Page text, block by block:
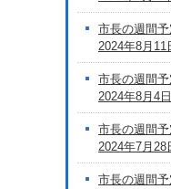
市長の週間
2024年8月11
市長の週間
2024年8月4
市長の週間
2024年7月28
市長の週間